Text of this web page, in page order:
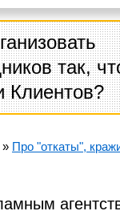
так,
Клиентов?
» Про "откаты",